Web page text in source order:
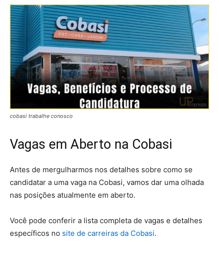
cobasi trabalhe conosco
Vagas em Aberto na Cobasi
Antes de mergulharmos nos detalhes sobre como se
candidatar a uma vaga na Cobasi, vamos dar uma olhada
nas posições atualmente em aberto.
Você pode conferir a lista completa de vagas e detalhes
específicos no site de carreiras da Cobasi.